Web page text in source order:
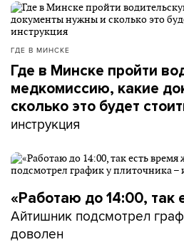
ГДЕ В МИНСКЕ
Где в Минске пройти
медкомиссию, какие
сколько это будет
инструкция
«Работаю до 14:00, так
Айтишник подсмотрел
доволен